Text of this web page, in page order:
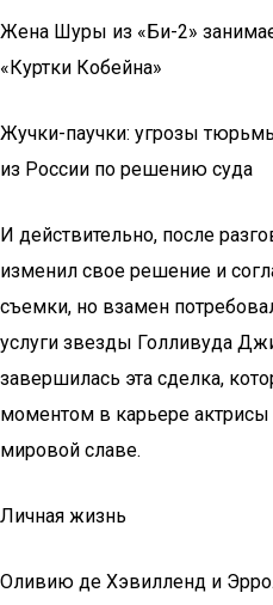
Жена Шуры из «Би-2»
«Куртки Кобейна»
Жучки-паучки: угрозы
из России по решению суда
И действительно, после
изменил свое решение и
съемки, но взамен
услуги звезды Голливуда
завершилась эта сделка,
моментом в карьере актрисы
мировой славе.
Личная жизнь
Оливию де Хэвилленд и